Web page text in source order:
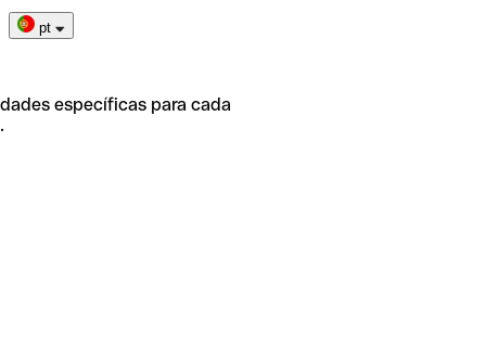
pt
específicas para cada